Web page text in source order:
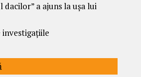
dacilor” a ajuns la ușa lui